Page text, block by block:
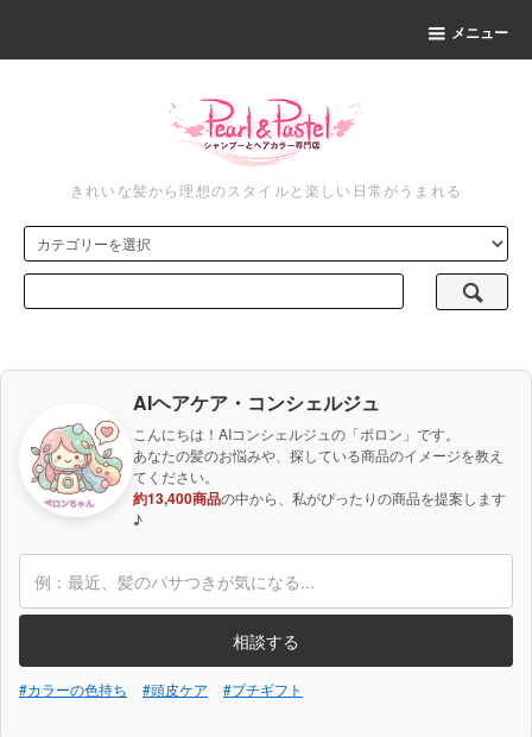
メニュー
きれいな髪から理想のスタイルと楽しい日常がうまれる
AIヘアケア・コンシェルジュ
こんにちは！AIコンシェルジュの「ポロン」です。
あなたの髪のお悩みや、探している商品のイメージを教え
てください。
約13,400商品の中から、私がぴったりの商品を提案します
♪
相談する
#カラーの色持ち #頭皮ケア #プチギフト